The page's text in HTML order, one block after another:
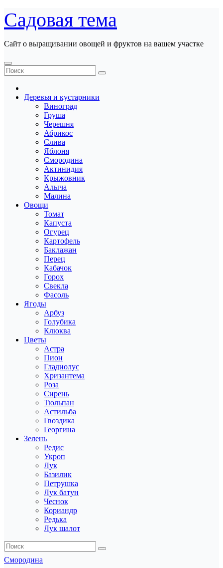
Перейти
к
содержанию
Садовая тема
Сайт о выращивании овощей и фруктов на вашем участке
Деревья и кустарники
Виноград
Груша
Черешня
Абрикос
Слива
Яблоня
Смородина
Актинидия
Крыжовник
Алыча
Малина
Овощи
Томат
Капуста
Огурец
Картофель
Баклажан
Перец
Кабачок
Горох
Свекла
Фасоль
Ягоды
Арбуз
Голубика
Клюква
Цветы
Астра
Пион
Гладиолус
Хризантема
Роза
Сирень
Тюльпан
Астильба
Гвоздика
Георгина
Зелень
Редис
Укроп
Лук
Базилик
Петрушка
Лук батун
Чеснок
Кориандр
Редька
Лук шалот
Смородина